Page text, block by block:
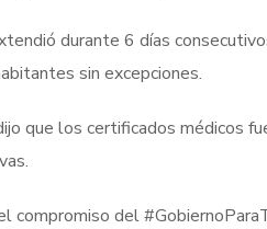
durante 6 días
sin excepciones.
que los certificados médicos
compromiso del